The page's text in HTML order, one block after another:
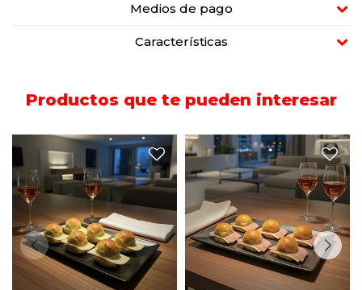
Medios de pago
Características
Productos que te pueden interesar
Seis pebetes con queso y
manteca.
Seis pebetes con jamón,
queso y manteca.